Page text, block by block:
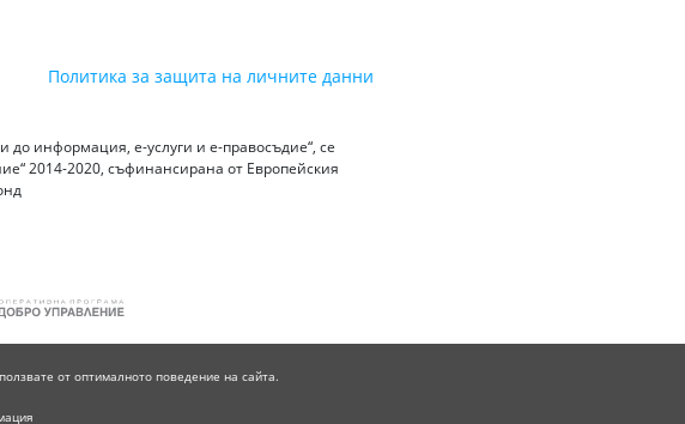
Политика за защита на личните данни
информация, е-услуги и е-правосъдие“, се
2014-2020, съфинансирана от Европейския
от оптималното поведение на сайта.